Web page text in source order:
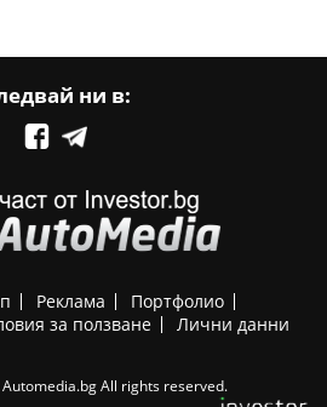
ни в:
Реклама
Портфолио
за ползване Лични данни
All rights reserved.